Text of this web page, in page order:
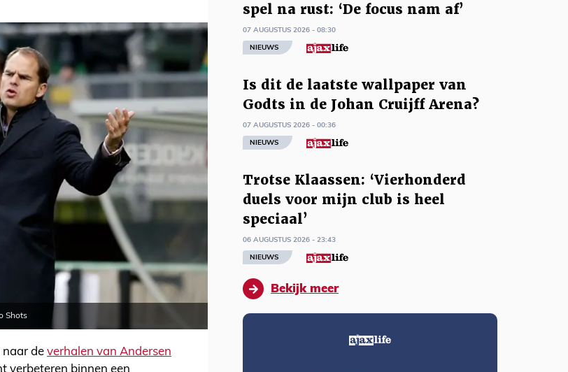
Shots
naar de verhalen van Andersen
spel na rust: ‘De focus nam af’
07 AUGUSTUS 2026 - 08:30
NIEUWS
Is dit de laatste wallpaper van
Godts in de Johan Cruijff Arena?
07 AUGUSTUS 2026 - 00:36
NIEUWS
Trotse Klaassen: ‘Vierhonderd
duels voor mijn club is heel
speciaal’
06 AUGUSTUS 2026 - 23:43
NIEUWS
Bekijk meer